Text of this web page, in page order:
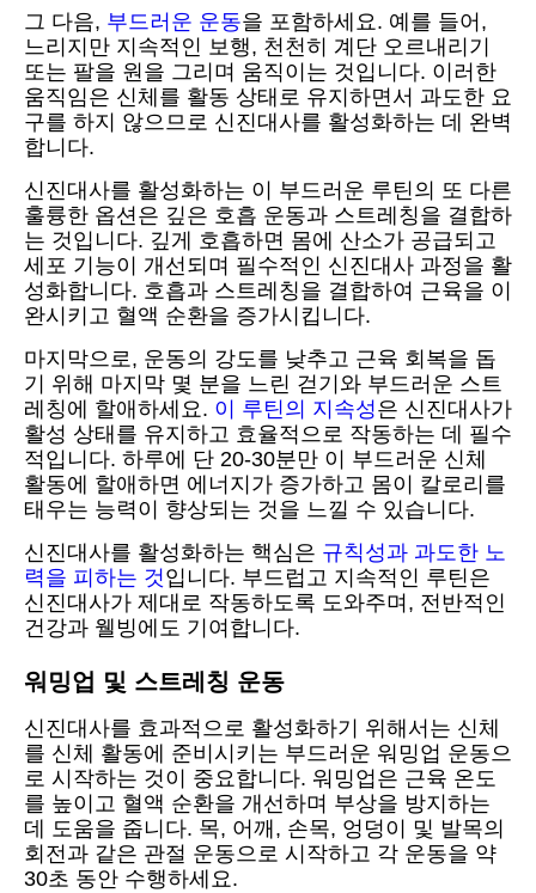
그 다음, 부드러운 운동을 포함하세요. 예를 들어,
느리지만 지속적인 보행, 천천히 계단 오르내리기
또는 팔을 원을 그리며 움직이는 것입니다. 이러한
움직임은 신체를 활동 상태로 유지하면서 과도한 요
구를 하지 않으므로 신진대사를 활성화하는 데 완벽
합니다.
신진대사를 활성화하는 이 부드러운 루틴의 또 다른
훌륭한 옵션은 깊은 호흡 운동과 스트레칭을 결합하
는 것입니다. 깊게 호흡하면 몸에 산소가 공급되고
세포 기능이 개선되며 필수적인 신진대사 과정을 활
성화합니다. 호흡과 스트레칭을 결합하여 근육을 이
완시키고 혈액 순환을 증가시킵니다.
마지막으로, 운동의 강도를 낮추고 근육 회복을 돕
기 위해 마지막 몇 분을 느린 걷기와 부드러운 스트
레칭에 할애하세요. 이 루틴의 지속성은 신진대사가
활성 상태를 유지하고 효율적으로 작동하는 데 필수
적입니다. 하루에 단 20-30분만 이 부드러운 신체
활동에 할애하면 에너지가 증가하고 몸이 칼로리를
태우는 능력이 향상되는 것을 느낄 수 있습니다.
신진대사를 활성화하는 핵심은 규칙성과 과도한 노
력을 피하는 것입니다. 부드럽고 지속적인 루틴은
신진대사가 제대로 작동하도록 도와주며, 전반적인
건강과 웰빙에도 기여합니다.
워밍업 및 스트레칭 운동
신진대사를 효과적으로 활성화하기 위해서는 신체
를 신체 활동에 준비시키는 부드러운 워밍업 운동으
로 시작하는 것이 중요합니다. 워밍업은 근육 온도
를 높이고 혈액 순환을 개선하며 부상을 방지하는
데 도움을 줍니다. 목, 어깨, 손목, 엉덩이 및 발목의
회전과 같은 관절 운동으로 시작하고 각 운동을 약
30초 동안 수행하세요.